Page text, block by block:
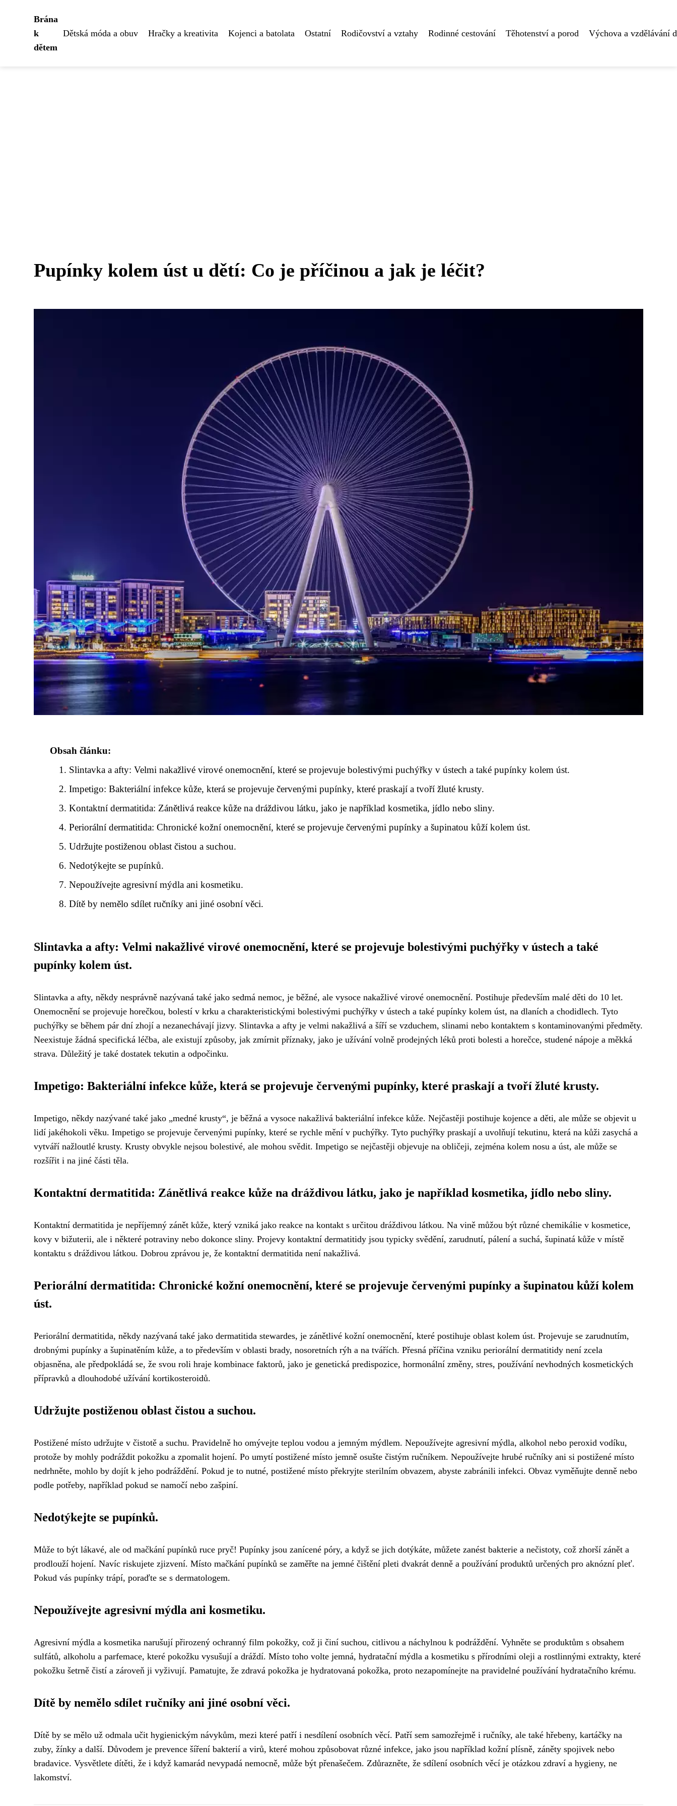
Brána
k
dětem
Dětská móda a obuv Hračky a kreativita Kojenci a batolata Ostatní Rodičovství a vztahy Rodinné cestování Těhotenství a porod Výchova a vzdělávání
Pupínky kolem úst u dětí: Co je příčinou a jak je léčit?
Obsah článku:
Slintavka a afty: Velmi nakažlivé virové onemocnění, které se projevuje bolestivými puchýřky v ústech a také pupínky kolem úst.
Impetigo: Bakteriální infekce kůže, která se projevuje červenými pupínky, které praskají a tvoří žluté krusty.
Kontaktní dermatitida: Zánětlivá reakce kůže na dráždivou látku, jako je například kosmetika, jídlo nebo sliny.
Periorální dermatitida: Chronické kožní onemocnění, které se projevuje červenými pupínky a šupinatou kůží kolem úst.
Udržujte postiženou oblast čistou a suchou.
Nedotýkejte se pupínků.
Nepoužívejte agresivní mýdla ani kosmetiku.
Dítě by nemělo sdílet ručníky ani jiné osobní věci.
Slintavka a afty: Velmi nakažlivé virové onemocnění, které se projevuje bolestivými puchýřky v ústech a také
pupínky kolem úst.
Slintavka a afty, někdy nesprávně nazývaná také jako sedmá nemoc, je běžné, ale vysoce nakažlivé virové onemocnění. Postihuje především malé děti do 10 let.
Onemocnění se projevuje horečkou, bolestí v krku a charakteristickými bolestivými puchýřky v ústech a také pupínky kolem úst, na dlaních a chodidlech. Tyto
puchýřky se během pár dní zhojí a nezanechávají jizvy. Slintavka a afty je velmi nakažlivá a šíří se vzduchem, slinami nebo kontaktem s kontaminovanými předměty.
Neexistuje žádná specifická léčba, ale existují způsoby, jak zmírnit příznaky, jako je užívání volně prodejných léků proti bolesti a horečce, studené nápoje a měkká
strava. Důležitý je také dostatek tekutin a odpočinku.
Impetigo: Bakteriální infekce kůže, která se projevuje červenými pupínky, které praskají a tvoří žluté krusty.
Impetigo, někdy nazývané také jako „medné krusty“, je běžná a vysoce nakažlivá bakteriální infekce kůže. Nejčastěji postihuje kojence a děti, ale může se objevit u
lidí jakéhokoli věku. Impetigo se projevuje červenými pupínky, které se rychle mění v puchýřky. Tyto puchýřky praskají a uvolňují tekutinu, která na kůži zasychá a
vytváří nažloutlé krusty. Krusty obvykle nejsou bolestivé, ale mohou svědit. Impetigo se nejčastěji objevuje na obličeji, zejména kolem nosu a úst, ale může se
rozšířit i na jiné části těla.
Kontaktní dermatitida: Zánětlivá reakce kůže na dráždivou látku, jako je například kosmetika, jídlo nebo sliny.
Kontaktní dermatitida je nepříjemný zánět kůže, který vzniká jako reakce na kontakt s určitou dráždivou látkou. Na vině můžou být různé chemikálie v kosmetice,
kovy v bižuterii, ale i některé potraviny nebo dokonce sliny. Projevy kontaktní dermatitidy jsou typicky svědění, zarudnutí, pálení a suchá, šupinatá kůže v místě
kontaktu s dráždivou látkou. Dobrou zprávou je, že kontaktní dermatitida není nakažlivá.
Periorální dermatitida: Chronické kožní onemocnění, které se projevuje červenými pupínky a šupinatou kůží kolem
úst.
Periorální dermatitida, někdy nazývaná také jako dermatitida stewardes, je zánětlivé kožní onemocnění, které postihuje oblast kolem úst. Projevuje se zarudnutím,
drobnými pupínky a šupinatěním kůže, a to především v oblasti brady, nosoretních rýh a na tvářích. Přesná příčina vzniku periorální dermatitidy není zcela
objasněna, ale předpokládá se, že svou roli hraje kombinace faktorů, jako je genetická predispozice, hormonální změny, stres, používání nevhodných kosmetických
přípravků a dlouhodobé užívání kortikosteroidů.
Udržujte postiženou oblast čistou a suchou.
Postižené místo udržujte v čistotě a suchu. Pravidelně ho omývejte teplou vodou a jemným mýdlem. Nepoužívejte agresivní mýdla, alkohol nebo peroxid vodíku,
protože by mohly podráždit pokožku a zpomalit hojení. Po umytí postižené místo jemně osušte čistým ručníkem. Nepoužívejte hrubé ručníky ani si postižené místo
nedrhněte, mohlo by dojít k jeho podráždění. Pokud je to nutné, postižené místo překryjte sterilním obvazem, abyste zabránili infekci. Obvaz vyměňujte denně nebo
podle potřeby, například pokud se namočí nebo zašpiní.
Nedotýkejte se pupínků.
Může to být lákavé, ale od mačkání pupínků ruce pryč! Pupínky jsou zanícené póry, a když se jich dotýkáte, můžete zanést bakterie a nečistoty, což zhorší zánět a
prodlouží hojení. Navíc riskujete zjizvení. Místo mačkání pupínků se zaměřte na jemné čištění pleti dvakrát denně a používání produktů určených pro aknózní pleť.
Pokud vás pupínky trápí, poraďte se s dermatologem.
Nepoužívejte agresivní mýdla ani kosmetiku.
Agresivní mýdla a kosmetika narušují přirozený ochranný film pokožky, což ji činí suchou, citlivou a náchylnou k podráždění. Vyhněte se produktům s obsahem
sulfátů, alkoholu a parfemace, které pokožku vysušují a dráždí. Místo toho volte jemná, hydratační mýdla a kosmetiku s přírodními oleji a rostlinnými extrakty, které
pokožku šetrně čistí a zároveň ji vyživují. Pamatujte, že zdravá pokožka je hydratovaná pokožka, proto nezapomínejte na pravidelné používání hydratačního krému.
Dítě by nemělo sdílet ručníky ani jiné osobní věci.
Dítě by se mělo už odmala učit hygienickým návykům, mezi které patří i nesdílení osobních věcí. Patří sem samozřejmě i ručníky, ale také hřebeny, kartáčky na
zuby, žínky a další. Důvodem je prevence šíření bakterií a virů, které mohou způsobovat různé infekce, jako jsou například kožní plísně, záněty spojivek nebo
bradavice. Vysvětlete dítěti, že i když kamarád nevypadá nemocně, může být přenašečem. Zdůrazněte, že sdílení osobních věcí je otázkou zdraví a hygieny, ne
lakomství.